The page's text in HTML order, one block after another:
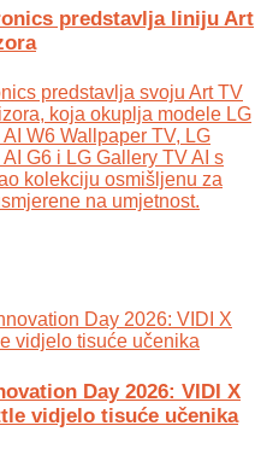
predstavlja liniju Art
predstavlja svoju Art TV
koja okuplja modele LG
W6 Wallpaper TV, LG
G6 i LG Gallery TV AI s
kolekciju osmišljenu za
na umjetnost.
Day 2026: VIDI X
vidjelo tisuće učenika